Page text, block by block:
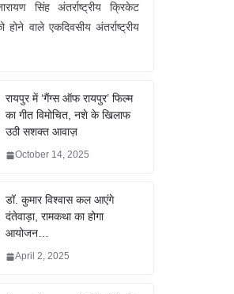
सिंह अंतर्राष्ट्रीय क्रिकेट
वाले एकदिवसीय अंतर्राष्ट्रीय
रायपुर में ‘गैंग्स ऑफ रायपुर’ फिल्म
का गीत विमोचित, नशे के खिलाफ
उठी सशक्त आवाज़
October 14, 2025
डॉ. कुमार विश्वास कल आएंगे
दंतेवाड़ा, रामकथा का होगा
आयोजन…
April 2, 2025